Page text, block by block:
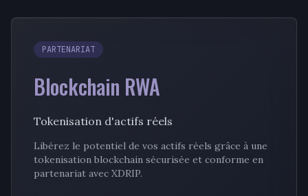
PARTENARIAT
Blockchain RWA
Tokenisation d'actifs réels
Libérez le potentiel de vos actifs réels grâce à une
tokenisation blockchain sécurisée et conforme en
partenariat avec XDRIP.